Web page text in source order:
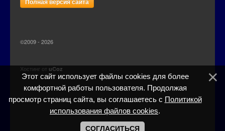
©2009 - 2026
Хостинг от uCoz
Этот сайт использует файлы cookies для более
комфортной работы пользователя. Продолжая
просмотр страниц сайта, вы соглашаетесь с Политикой
использования файлов cookies.
СОГЛАСИТЬСЯ